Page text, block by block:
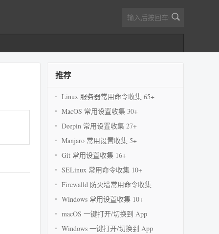
推荐
Linux 服务器常用命令收集 65+
MacOS 常用设置收集 30+
Deepin 常用设置收集 27+
Manjaro 常用设置收集 5+
Git 常用设置收集 16+
SELinux 常用命令收集 10+
Firewalld 防火墙常用命令收集
Windows 常用设置收集 10+
macOS 一键打开/切换到 App
Windows 一键打开/切换到 App